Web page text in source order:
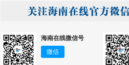
海南在线微信号
微信